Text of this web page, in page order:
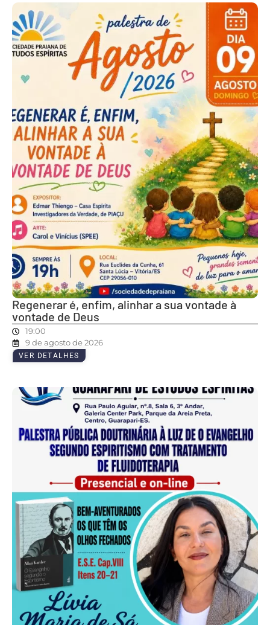
Regenerar é, enfim, alinhar a sua vontade à
vontade de Deus
19:00
9 de agosto de 2026
VER DETALHES